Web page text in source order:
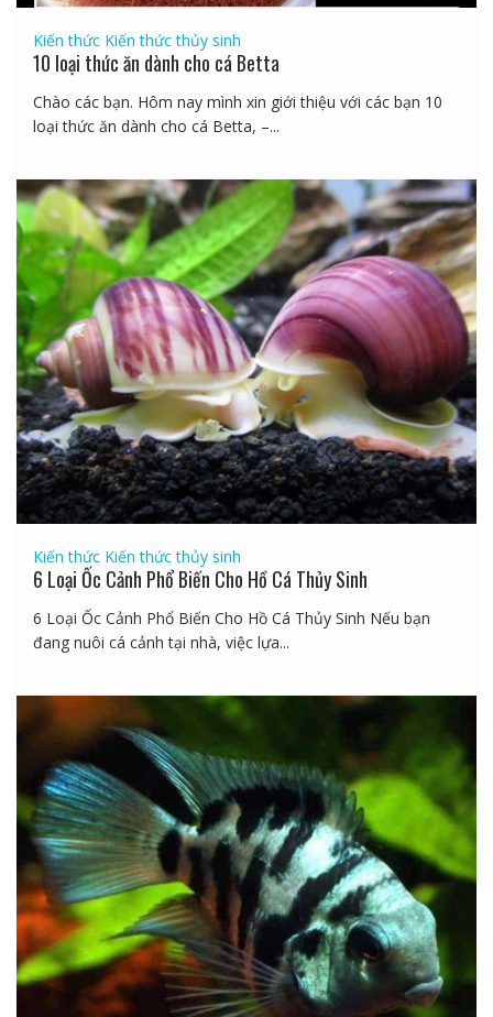
Kiến thức Kiến thức thủy sinh
10 loại thức ăn dành cho cá Betta
Chào các bạn. Hôm nay mình xin giới thiệu với các bạn 10
loại thức ăn dành cho cá Betta, –...
Kiến thức Kiến thức thủy sinh
6 Loại Ốc Cảnh Phổ Biến Cho Hồ Cá Thủy Sinh
6 Loại Ốc Cảnh Phổ Biến Cho Hồ Cá Thủy Sinh Nếu bạn
đang nuôi cá cảnh tại nhà, việc lựa...